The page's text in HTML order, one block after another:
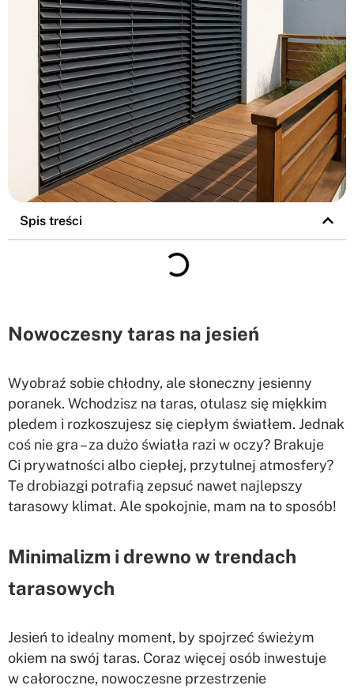
Spis treści
Nowoczesny taras na jesień
Wyobraź sobie chłodny, ale słoneczny jesienny
poranek. Wchodzisz na taras, otulasz się miękkim
pledem i rozkoszujesz się ciepłym światłem. Jednak
coś nie gra – za dużo światła razi w oczy? Brakuje
Ci prywatności albo ciepłej, przytulnej atmosfery?
Te drobiazgi potrafią zepsuć nawet najlepszy
tarasowy klimat. Ale spokojnie, mam na to sposób!
Minimalizm i drewno w trendach
tarasowych
Jesień to idealny moment, by spojrzeć świeżym
okiem na swój taras. Coraz więcej osób inwestuje
w całoroczne, nowoczesne przestrzenie